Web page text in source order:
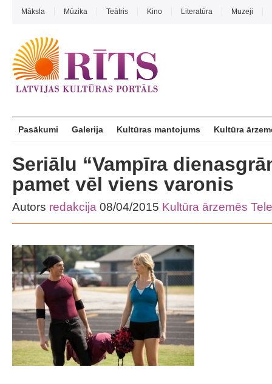
Māksla Mūzika Teātris Kino Literatūra Muzeji
Pasākumi Galerija Kultūras mantojums Kultūra
Seriālu “Vampīra
pamet vēl viens varonis
Autors redakcija 08/04/2015 Kultūra ārzemēs